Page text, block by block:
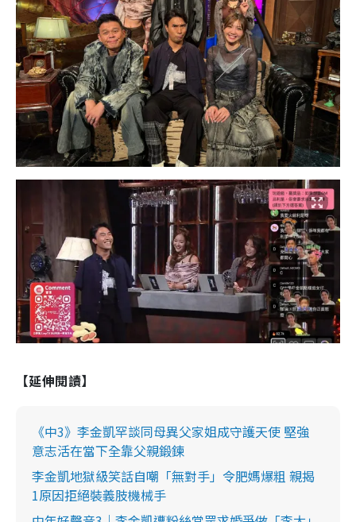
【延伸閱讀】
《中3》李金凱罕談同母異父家姐成守護天使 堅強
意志活在當下全靠父親鍛鍊
李金凱地獄級笑話自嘲「無對手」令肥媽爆粗 親揭
1原因拒絕裝義肢機械手